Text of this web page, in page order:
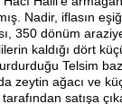
Nadir, iflasın
350 dönüm
kaldığı dört
Telsim
zeytin ağacı ve
satışa